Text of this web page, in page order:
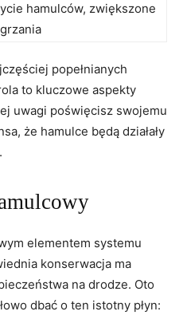
hamulców, zwiększone
popełnianych
to kluczowe aspekty
uwagi poświęcisz⁣ swojemu
że hamulce ​będą działały
elementem systemu
konserwacja ma
na drodze. Oto⁤
dbać o ten istotny płyn: